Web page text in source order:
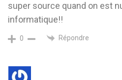
super source quand on est
informatique!!
0 Répondre